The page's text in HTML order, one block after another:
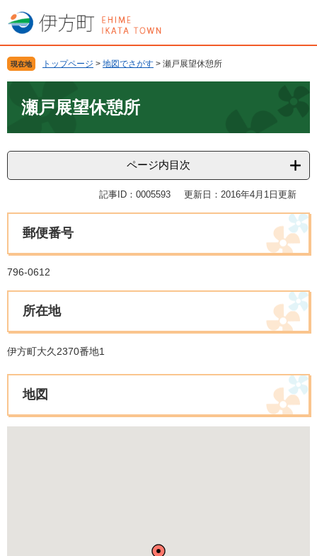
ー
先
頭
ニ
を
飛
文
現在地 トップページ > 地図でさがす > 瀬戸展望休憩所
瀬戸展望休憩所
ページ内目次
記事ID：0005593 更新日：2016年4月1日更新
郵便番号
796-0612
所在地
伊方町大久2370番地1
地図